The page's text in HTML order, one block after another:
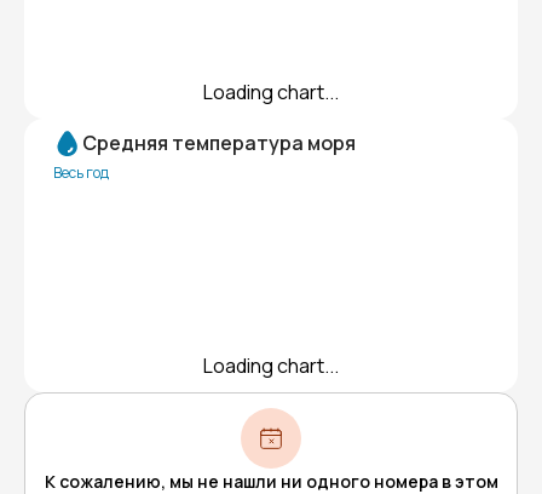
Loading chart...
Средняя температура моря
Весь год
Loading chart...
К сожалению, мы не нашли ни одного номера в этом